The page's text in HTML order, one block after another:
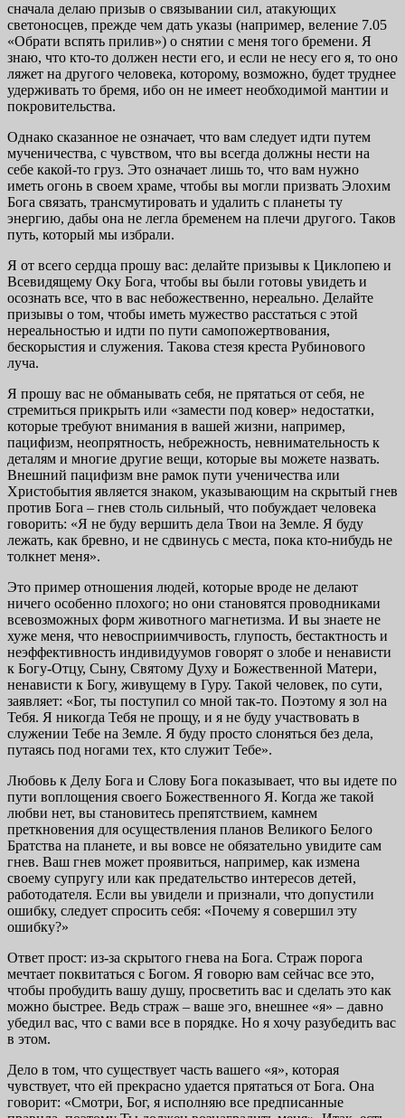
сначала делаю призыв о связывании сил, атакующих
светоносцев, прежде чем дать указы (на­пример, веление 7.05
«Обрати вспять прилив») о снятии с меня того бремени. Я
знаю, что кто-то должен нести его, и если не несу его я, то оно
ляжет на другого человека, кото­рому, возможно, будет труднее
удерживать то бремя, ибо он не имеет необходимой мантии и
покровительства.
Однако сказанное не означает, что вам следует идти путем
мученичества, с чувством, что вы всегда должны нести на
себе какой-то груз. Это означает лишь то, что вам нужно
иметь огонь в своем храме, чтобы вы могли при­звать Элохим
Бога связать, трансмутировать и удалить с планеты ту
энергию, дабы она не легла бременем на плечи другого. Таков
путь, который мы избрали.
Я от всего сердца прошу вас: делайте призывы к Цикло­пею и
Всевидящему Оку Бога, чтобы вы были готовы уви­деть и
осознать все, что в вас небожественно, нереально. Делайте
призывы о том, чтобы иметь мужество расстаться с этой
нереальностью и идти по пути самопожертвования,
бескорыстия и служения. Такова стезя креста Рубинового
луча.
Я прошу вас не обманывать себя, не прятаться от себя, не
стремиться прикрыть или «замести под ковер» недо­статки,
которые требуют внимания в вашей жизни, напри­мер,
пацифизм, неопрятность, небрежность, невниматель­ность к
деталям и многие другие вещи, которые вы можете назвать.
Внешний пацифизм вне рамок пути ученичества или
Христобытия является знаком, указывающим на скры­тый гнев
против Бога – гнев столь сильный, что побужда­ет человека
говорить: «Я не буду вершить дела Твои на Земле. Я буду
лежать, как бревно, и не сдвинусь с места, пока кто-нибудь не
толкнет меня».
Это пример отношения людей, которые вроде не де­лают
ничего особенно плохого; но они становятся прово­дниками
всевозможных форм животного магнетизма. И вы знаете не
хуже меня, что невосприимчивость, глупость, бестактность и
неэффективность индивидуумов говорят о злобе и ненависти
к Богу-Отцу, Сыну, Святому Духу и Божественной Матери,
ненависти к Богу, живущему в Гуру. Такой человек, по сути,
заявляет: «Бог, ты поступил со мной так-то. Поэтому я зол на
Тебя. Я никогда Тебя не прощу, и я не буду участвовать в
служении Тебе на Земле. Я буду просто слоняться без дела,
путаясь под ногами тех, кто служит Тебе».
Любовь к Делу Бога и Слову Бога показывает, что вы идете по
пути воплощения своего Божественного Я. Когда же такой
любви нет, вы становитесь препятствием, камнем
преткновения для осуществления планов Великого Белого
Братства на планете, и вы вовсе не обязательно увидите сам
гнев. Ваш гнев может проявиться, например, как изме­на
своему супругу или как предательство интересов детей,
работодателя. Если вы увидели и признали, что допустили
ошибку, следует спросить себя: «Почему я совершил эту
ошибку?»
Ответ прост: из-за скрытого гнева на Бога. Страж по­рога
мечтает поквитаться с Богом. Я говорю вам сейчас все это,
чтобы пробудить вашу душу, просветить вас и сделать это как
можно быстрее. Ведь страж – ваше эго, внешнее «я» – давно
убедил вас, что с вами все в порядке. Но я хочу разубедить вас
в этом.
Дело в том, что существует часть вашего «я», которая
чувствует, что ей прекрасно удается прятаться от Бога. Она
говорит: «Смотри, Бог, я исполняю все предписанные